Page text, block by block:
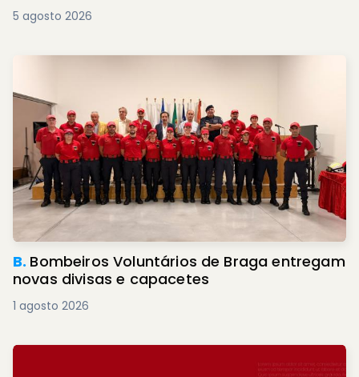
5 agosto 2026
B. Bombeiros Voluntários de Braga entregam
novas divisas e capacetes
1 agosto 2026